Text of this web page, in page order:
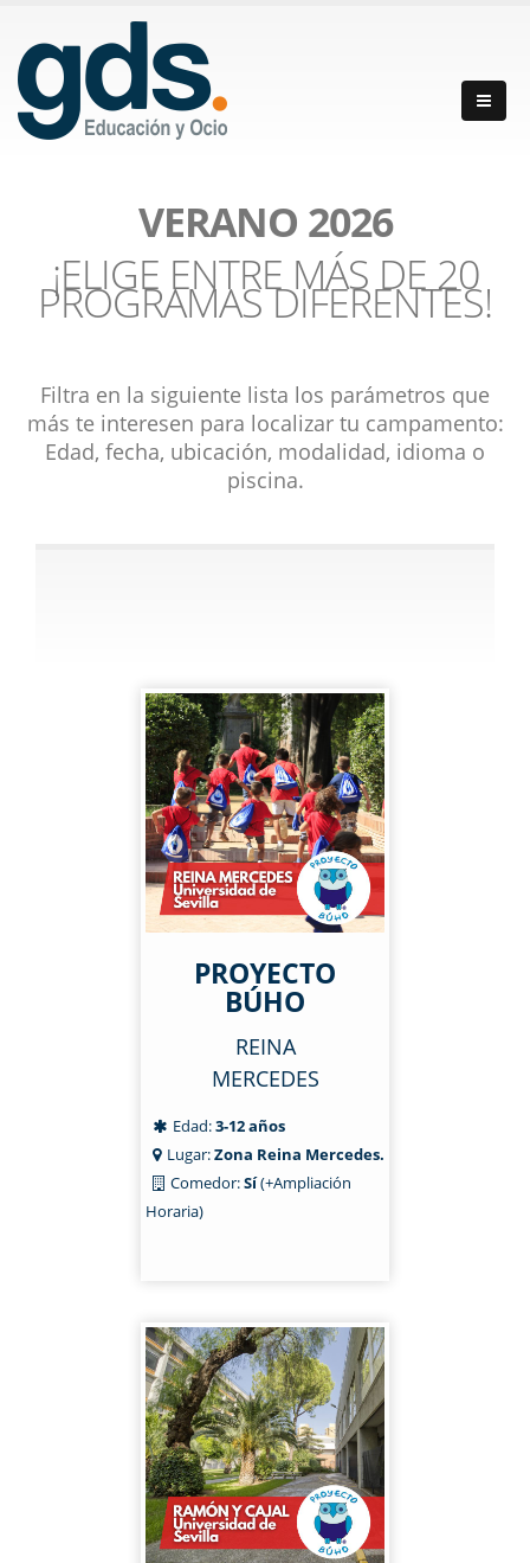
VERANO 2026
¡ELIGE ENTRE MÁS DE 20
PROGRAMAS DIFERENTES!
Filtra en la siguiente lista los parámetros que
más te interesen para localizar tu campamento:
Edad, fecha, ubicación, modalidad, idioma o
piscina.
PROYECTO
BÚHO
REINA
MERCEDES
Edad:3-12 años
Lugar:Zona Reina Mercedes.
Comedor:Sí(+Ampliación
Horaria)